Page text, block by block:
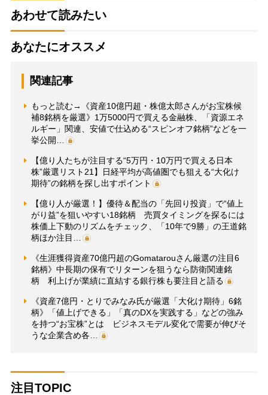
あわせて読みたい
あなたにオススメ
関連記事
もっと読む→《資産10億円超・株億太郎さんがお宝株候
補8銘柄を厳選》1万5000円で買える金融株、「資源エネ
ルギー」関連、安値で仕込める“スピンオフ銘柄”などを一
挙公開…
【億り人たちが注目する“5万円・10万円で買える日本
株”厳選リスト21】日経平均が高値圏でも狙える“大化け
期待”の銘柄を探し出すポイント
【億り人が厳選！】優待＆配当の「先回り投資」で“値上
がり益”を狙いやすい18銘柄 売買タイミングを探るには
株価上下動のリズムをチェック、「10年で9勝」の王道銘
柄ほか注目…
《生涯獲得資産70億円超のGomatarouさん厳選の注目6
銘柄》中長期の保有でリターンを狙うなら防衛関連銘
柄 利上げが業績に直結する銀行株も要注目と語る
《資産7億円・とりでみなみ氏が厳選「大化け期待」6銘
柄》「値上げできる」「真のDXを実践する」などの強み
を持つ“お宝株”とは ビジネスモデル変化で需要が伸びそ
うな企業含め各…
注目TOPIC